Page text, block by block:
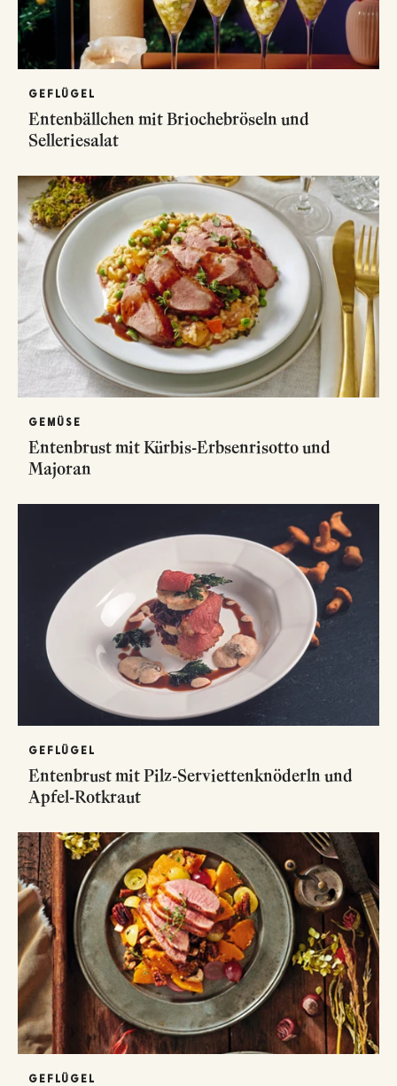
GEFLÜGEL
Entenbällchen mit Briochebröseln und
Selleriesalat
GEMÜSE
Entenbrust mit Kürbis-Erbsenrisotto und
Majoran
GEFLÜGEL
Entenbrust mit Pilz-Serviettenknöderln und
Apfel-Rotkraut
GEFLÜGEL